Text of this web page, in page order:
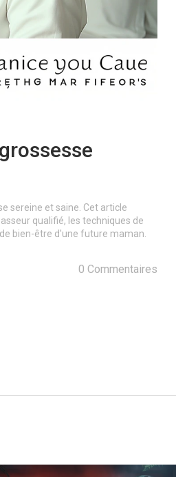
sereine et saine. Cet article
qualifié, les techniques de
bien-être d'une future maman.
0 Commentaires